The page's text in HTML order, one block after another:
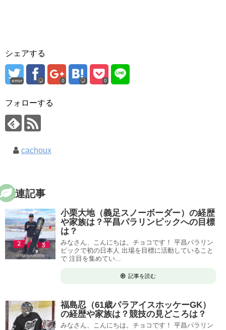
シェアする
error 0 0
フォローする
cachoux
関連記事
小栗大地（義足スノーボーダー）の経歴
や家族は？平昌パラリンピックへの目標
は？
みなさん、こんにちは。チョコです！ 平昌パラリン
ピックで初の日本人 出場を目標に活動していること
で 注目を集めてい...
記事を読む
福島忍（61歳パラアイスホッケーGK）
の経歴や家族は？競技の見どころは？
みなさん、こんにちは。チョコです！ 平昌パラリン